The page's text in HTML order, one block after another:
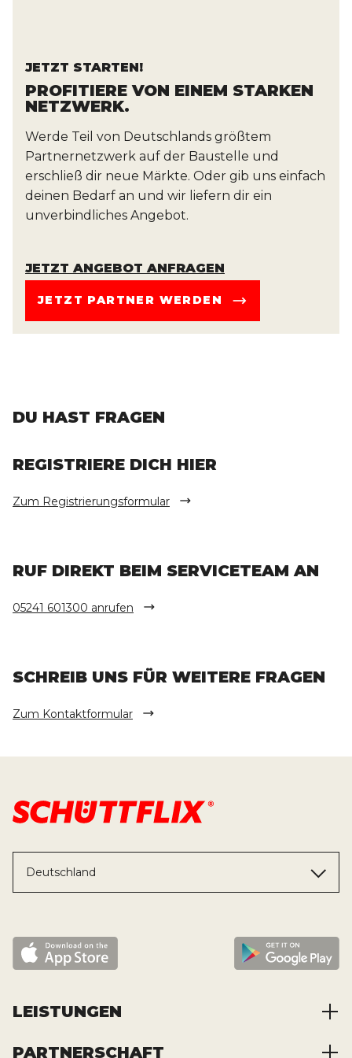
über 10.000 Partnerbetrieben verkaufen. Dank
smarter Logistik idealerweise direkt an
Bauprojekte in deiner Region.
JETZT STARTEN!
PROFITIERE VON EINEM STARKEN
NETZWERK.
Werde Teil von Deutschlands größtem
Partnernetzwerk auf der Baustelle und
erschließ dir neue Märkte. Oder gib uns einfach
deinen Bedarf an und wir liefern dir ein
unverbindliches Angebot.
JETZT ANGEBOT ANFRAGEN
JETZT PARTNER WERDEN
DU HAST FRAGEN
REGISTRIERE DICH HIER
Zum Registrierungsformular
RUF DIREKT BEIM SERVICETEAM AN
05241 601300 anrufen
SCHREIB UNS FÜR WEITERE FRAGEN
Zum Kontaktformular
Deutschland
LEISTUNGEN
Baustoffe kaufen
PARTNERSCHAFT